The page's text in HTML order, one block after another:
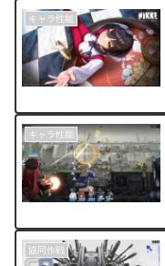
キャラ性能
キャラ性能
協同作戦